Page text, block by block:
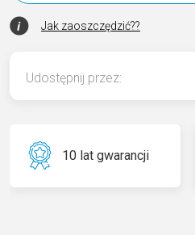
Jak zaoszczędzić??
Udostępnij przez:
10 lat gwarancji